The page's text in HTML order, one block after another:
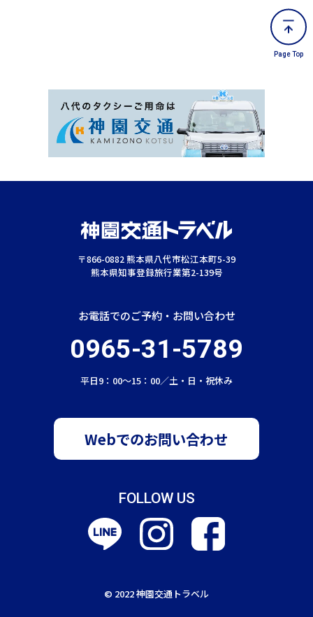
Page Top
〒866-0882 熊本県八代市松江本町5-39
熊本県知事登録旅行業第2-139号
お電話でのご予約・お問い合わせ
0965-31-5789
平日9：00〜15：00／土・日・祝休み
Webでのお問い合わせ
FOLLOW US
© 2022 神園交通トラベル